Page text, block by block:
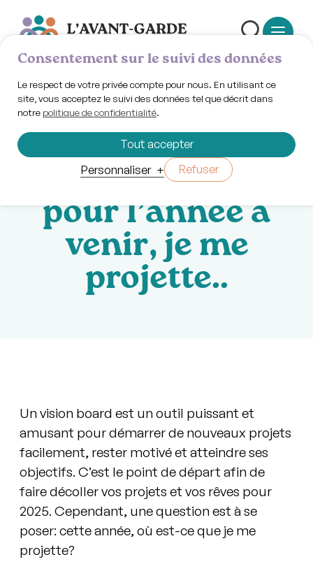
Jeudi 19 décembre 2024 | 13h30
Création de
vision board :
pour l’année à
venir, je me
projette..
Un vision board est un outil puissant et
amusant pour démarrer de nouveaux projets
facilement, rester motivé et atteindre ses
objectifs. C’est le point de départ afin de
faire décoller vos projets et vos rêves pour
2025.Cependant, une question est à se
poser: cette année, où est-ce que je me
projette?
Consentement sur le suivi des données
Le respect de votre privée compte pour nous. En utilisant ce
site, vous acceptez le suivi des données tel que décrit dans
notre politique de confidentialité.
Personnaliser + Refuser
Tout accepter